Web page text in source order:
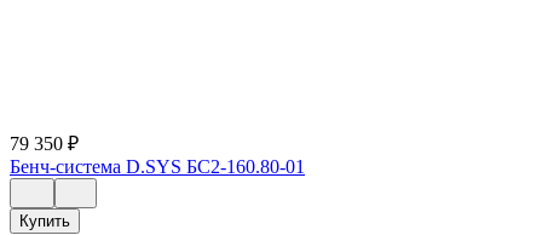
79 350 ₽
Бенч-система D.SYS БС2-160.80-01
Купить